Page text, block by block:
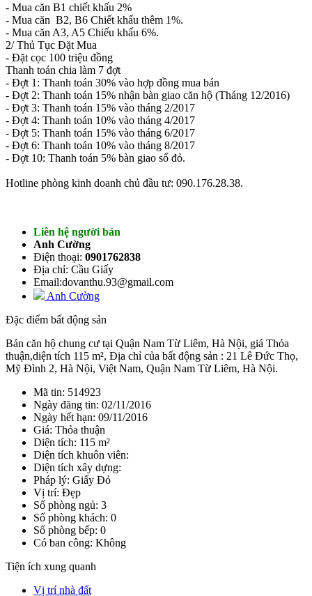
- Mua căn B1 chiết khấu 2%
- Mua căn B2, B6 Chiết khấu thêm 1%.
- Mua căn A3, A5 Chiếu khấu 6%.
2/ Thủ Tục Đặt Mua
- Đặt cọc 100 triệu đồng
Thanh toán chia làm 7 đợt
- Đợt 1: Thanh toán 30% vào hợp đồng mua bán
- Đợt 2: Thanh toán 15% nhận bàn giao căn hộ (Tháng 12/2016)
- Đợt 3: Thanh toán 15% vào tháng 2/2017
- Đợt 4: Thanh toán 10% vào tháng 4/2017
- Đợt 5: Thanh toán 15% vào tháng 6/2017
- Đợt 6: Thanh toán 10% vào tháng 8/2017
- Đợt 10: Thanh toán 5% bàn giao sổ đỏ.
Hotline phòng kinh doanh chủ đầu tư: 090.176.28.38.
Liên hệ người bán
Anh Cường
Điện thoại: 0901762838
Địa chỉ: Cầu Giấy
Email:dovanthu.93@gmail.com
Anh Cường
Đặc điểm bất động sản
Bán căn hộ chung cư tại Quận Nam Từ Liêm, Hà Nội, giá Thỏa
thuận,diện tích 115 m², Địa chỉ của bất động sản : 21 Lê Đức Thọ,
Mỹ Đình 2, Hà Nội, Việt Nam, Quận Nam Từ Liêm, Hà Nội.
Mã tin: 514923
Ngày đăng tin: 02/11/2016
Ngày hết hạn: 09/11/2016
Giá: Thỏa thuận
Diện tích: 115 m²
Diện tích khuôn viên:
Diện tích xây dựng:
Pháp lý: Giấy Đỏ
Vị trí: Đẹp
Số phòng ngủ: 3
Số phòng khách: 0
Số phòng bếp: 0
Có ban công: Không
Tiện ích xung quanh
Vị trí nhà đất